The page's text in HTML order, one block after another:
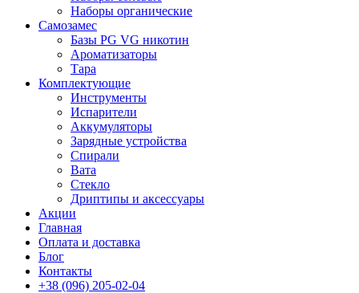
Наборы органические
Самозамес
Базы PG VG никотин
Ароматизаторы
Тара
Комплектующие
Инструменты
Испарители
Аккумуляторы
Зарядные устройства
Спирали
Вата
Стекло
Дриптипы и аксессуары
Акции
Главная
Оплата и доставка
Блог
Контакты
+38 (096) 205-02-04